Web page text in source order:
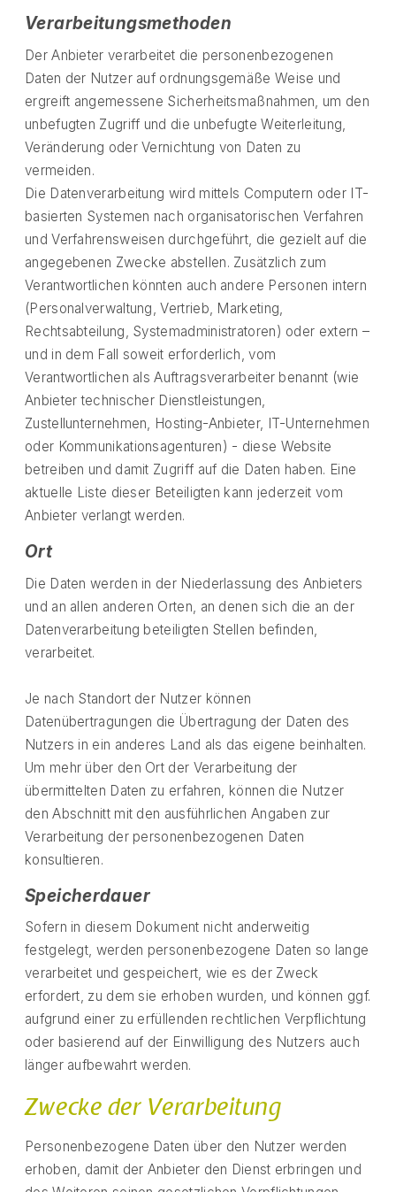
Verarbeitungsmethoden
Der Anbieter verarbeitet die personenbezogenen
Daten der Nutzer auf ordnungsgemäße Weise und
ergreift angemessene Sicherheitsmaßnahmen, um den
unbefugten Zugriff und die unbefugte Weiterleitung,
Veränderung oder Vernichtung von Daten zu
vermeiden.
Die Datenverarbeitung wird mittels Computern oder IT-
basierten Systemen nach organisatorischen Verfahren
und Verfahrensweisen durchgeführt, die gezielt auf die
angegebenen Zwecke abstellen. Zusätzlich zum
Verantwortlichen könnten auch andere Personen intern
(Personalverwaltung, Vertrieb, Marketing,
Rechtsabteilung, Systemadministratoren) oder extern –
und in dem Fall soweit erforderlich, vom
Verantwortlichen als Auftragsverarbeiter benannt (wie
Anbieter technischer Dienstleistungen,
Zustellunternehmen, Hosting-Anbieter, IT-Unternehmen
oder Kommunikationsagenturen) - diese Website
betreiben und damit Zugriff auf die Daten haben. Eine
aktuelle Liste dieser Beteiligten kann jederzeit vom
Anbieter verlangt werden.
Ort
Die Daten werden in der Niederlassung des Anbieters
und an allen anderen Orten, an denen sich die an der
Datenverarbeitung beteiligten Stellen befinden,
verarbeitet.
Je nach Standort der Nutzer können
Datenübertragungen die Übertragung der Daten des
Nutzers in ein anderes Land als das eigene beinhalten.
Um mehr über den Ort der Verarbeitung der
übermittelten Daten zu erfahren, können die Nutzer
den Abschnitt mit den ausführlichen Angaben zur
Verarbeitung der personenbezogenen Daten
konsultieren.
Speicherdauer
Sofern in diesem Dokument nicht anderweitig
festgelegt, werden personenbezogene Daten so lange
verarbeitet und gespeichert, wie es der Zweck
erfordert, zu dem sie erhoben wurden, und können ggf.
aufgrund einer zu erfüllenden rechtlichen Verpflichtung
oder basierend auf der Einwilligung des Nutzers auch
länger aufbewahrt werden.
Zwecke der Verarbeitung
Personenbezogene Daten über den Nutzer werden
erhoben, damit der Anbieter den Dienst erbringen und